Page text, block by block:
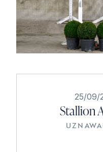
25/09/
Stallion